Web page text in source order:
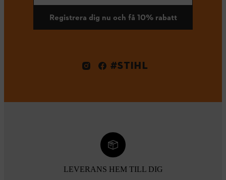
Registrera dig nu och få 10% rabatt
#STIHL
LEVERANS HEM TILL DIG